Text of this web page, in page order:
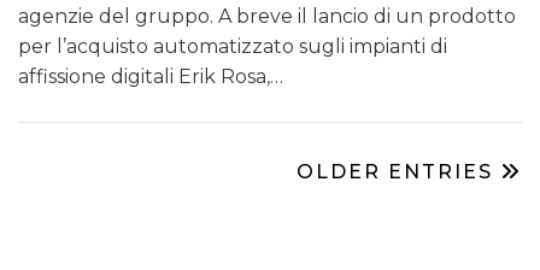
agenzie del gruppo. A breve il lancio di un prodotto
per l’acquisto automatizzato sugli impianti di
affissione digitali Erik Rosa,…
OLDER ENTRIES